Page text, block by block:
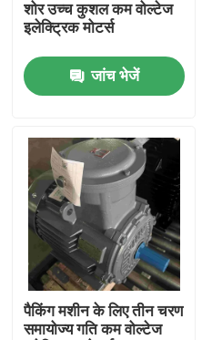
कारखाना भ्रमण
गुणवत्ता नियंत्रण
संपर्क करें
एक उद्धरण का अनुरोध करें
उच्च दक्षता वाली इलेक्ट्रिक मोटर
सिंगल फेज इलेक्ट्रिक मोटर्स
शोर उच्च कुशल कम वोल्टेज
इलेक्ट्रिक मोटर्स
जांच भेजें
पैकिंग मशीन के लिए तीन चरण
समायोज्य गति कम वोल्टेज